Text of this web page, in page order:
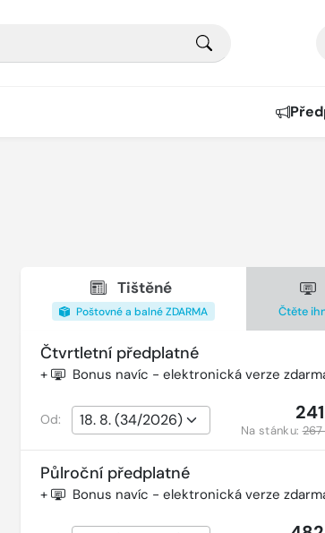
Tištěné
Poštovné a balné ZDARMA Čtěte
Čtvrtletní předplatné
+ Bonus navíc - elektronická verze
Od: 241
Na stánku:267
Půlroční předplatné
+ Bonus navíc - elektronická verze